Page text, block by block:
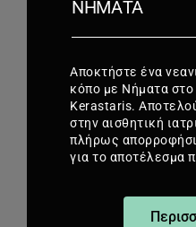
ΝΉΜΑΤΑ
Αποκτήστε ένα
κόπο με Νήματα
Kerastaris.
στην αισθητική
πλήρως
για το αποτέλεσμα